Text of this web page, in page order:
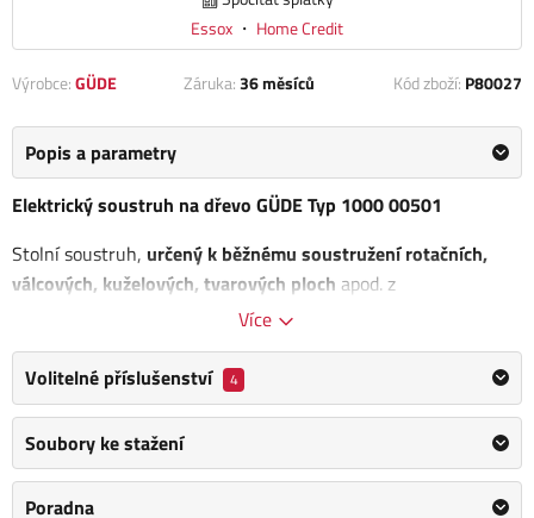
Essox ・ Home Credit
Výrobce:GÜDE Záruka:36 měsíců Kód zboží: P80027
Popis a parametry
Elektrický soustruh na dřevo GÜDE Typ 1000 00501
Stolní soustruh, určený k běžnému soustružení rotačních,
válcových, kuželových, tvarových ploch apod. z
měkkého/tvrdého dřeva v podmínkách domácích dílen.
4 rychlostní stupně otáčení vřetena
(850/1.250/1.750/2.510 ot./min., manuální nastavení
pomocí řemenic)
Motor 370 W/P1
Vypínač v ochranném pouzdru
Rozměry (š x v x d): 280 x 350 x 1500 mm
Více
Volitelné příslušenství 4
Soubory ke stažení
Poradna